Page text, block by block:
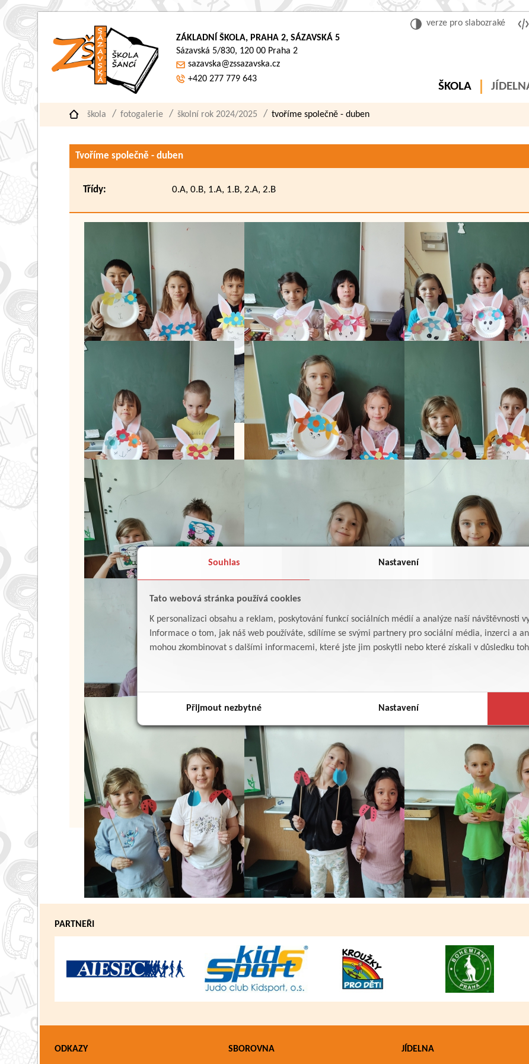
Souhlas Nastavení
Tato webová stránka používá cookies
K personalizaci obsahu a reklam, poskytování funkcí sociálních médií a analýze naší návštěvnosti
Informace o tom, jak náš web používáte, sdílíme se svými partnery pro sociální média, inzerci a
mohou zkombinovat s dalšími informacemi, které jste jim poskytli nebo které získali v důsledku
Přijmout nezbytné Nastavení
verze pro slabozraké
ZÁKLADNÍ ŠKOLA, PRAHA 2, SÁZAVSKÁ 5
Sázavská 5/830, 120 00 Praha 2
sazavska@zssazavska.cz
+420 277 779 643
ŠKOLA
škola fotogalerie školní rok 2024/2025 tvoříme společně - duben
Tvoříme společně - duben
Třídy: 0.A, 0.B, 1.A, 1.B, 2.A, 2.B
PARTNEŘI
ODKAZY SBOROVNA JÍDELNA